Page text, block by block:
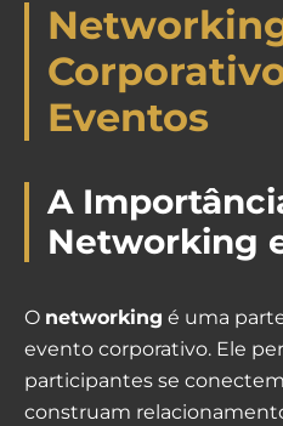
Eventos
A
Networking
O networking é uma
evento corporativo. Ele
participantes se
construam